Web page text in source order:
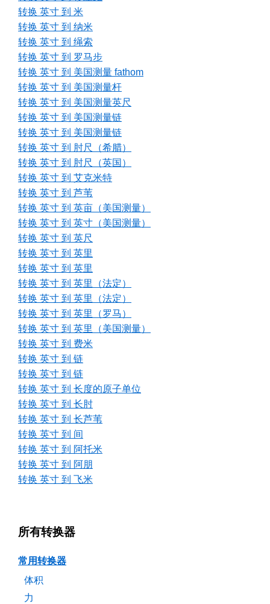
转换 英寸 到 米
转换 英寸 到 纳米
转换 英寸 到 绳索
转换 英寸 到 罗马步
转换 英寸 到 美国测量 fathom
转换 英寸 到 美国测量杆
转换 英寸 到 美国测量英尺
转换 英寸 到 美国测量链
转换 英寸 到 美国测量链
转换 英寸 到 肘尺（希腊）
转换 英寸 到 肘尺（英国）
转换 英寸 到 艾克米特
转换 英寸 到 芦苇
转换 英寸 到 英亩（美国测量）
转换 英寸 到 英寸（美国测量）
转换 英寸 到 英尺
转换 英寸 到 英里
转换 英寸 到 英里
转换 英寸 到 英里（法定）
转换 英寸 到 英里（法定）
转换 英寸 到 英里（罗马）
转换 英寸 到 英里（美国测量）
转换 英寸 到 费米
转换 英寸 到 链
转换 英寸 到 链
转换 英寸 到 长度的原子单位
转换 英寸 到 长肘
转换 英寸 到 长芦苇
转换 英寸 到 间
转换 英寸 到 阿托米
转换 英寸 到 阿朋
转换 英寸 到 飞米
所有转换器
常用转换器
体积
力